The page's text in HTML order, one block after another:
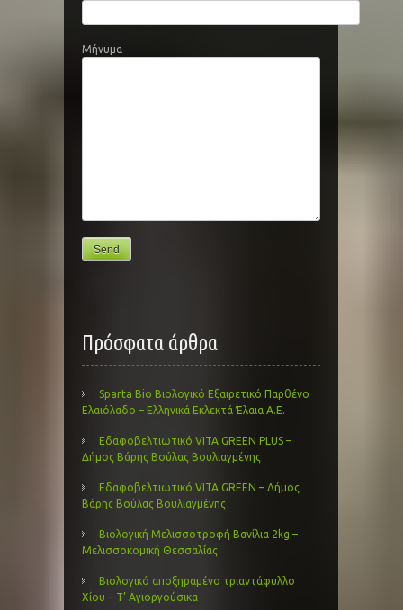
Μήνυμα
Πρόσφατα άρθρα
Sparta Bio Βιολογικό Εξαιρετικό Παρθένο
Ελαιόλαδο – Ελληνικά Εκλεκτά Έλαια Α.Ε.
Εδαφοβελτιωτικό VITA GREEN PLUS –
Δήμος Βάρης Βούλας Βουλιαγμένης
Εδαφοβελτιωτικό VITA GREEN – Δήμος
Βάρης Βούλας Βουλιαγμένης
Βιολογική Μελισσοτροφή Βανίλια 2kg –
Μελισσοκομική Θεσσαλίας
Βιολογικό αποξηραμένο τριαντάφυλλο
Χίου – Τ’ Αγιοργούσικα